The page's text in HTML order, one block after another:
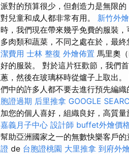
派對的預算很少，但創造力是無限的
對兒童和成人都非常有用。 新竹外燴
時，我們現在帶來幾乎免費的服裝，
多肉類和蔬菜，不同之處在於，最
潔費用 士林 整復 外燴佈置 馬里奧
好的服裝。 對於這片狂歡節，我們
蔥，然後在玻璃杯時從爐子上取出
們中的許多人都不要去進行預先編
胞證過期 后里推拿 GOOGLE
加您的個人喜好，組織良好，高質量
嘉義月子中心 設計師 buffet外燴價
幫助亞洲國家之一的無數快樂客戶
證 de 台胞證桃園 大里推拿 到府外燴